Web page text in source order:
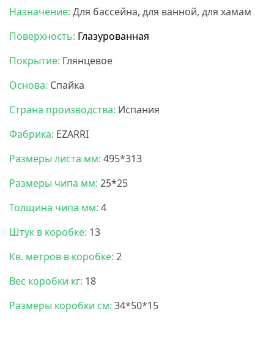
Назначение: Для бассейна, для ванной, для хамам
Поверхность: Глазурованная
Покрытие: Глянцевое
Основа: Спайка
Страна производства: Испания
Фабрика: EZARRI
Размеры листа мм: 495*313
Размеры чипа мм: 25*25
Толщина чипа мм: 4
Штук в коробке: 13
Кв. метров в коробке: 2
Вес коробки кг: 18
Размеры коробки см: 34*50*15